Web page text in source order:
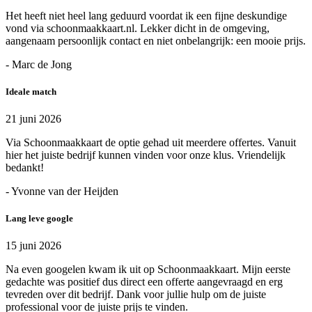
Het heeft niet heel lang geduurd voordat ik een fijne deskundige
vond via schoonmaakkaart.nl. Lekker dicht in de omgeving,
aangenaam persoonlijk contact en niet onbelangrijk: een mooie prijs.
- Marc de Jong
Ideale match
21 juni 2026
Via Schoonmaakkaart de optie gehad uit meerdere offertes. Vanuit
hier het juiste bedrijf kunnen vinden voor onze klus. Vriendelijk
bedankt!
- Yvonne van der Heijden
Lang leve google
15 juni 2026
Na even googelen kwam ik uit op Schoonmaakkaart. Mijn eerste
gedachte was positief dus direct een offerte aangevraagd en erg
tevreden over dit bedrijf. Dank voor jullie hulp om de juiste
professional voor de juiste prijs te vinden.